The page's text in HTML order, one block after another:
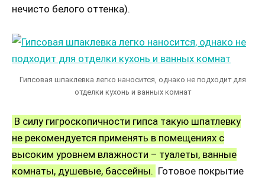
нечисто белого оттенка).
Гипсовая шпаклевка легко наносится, однако не подходит для
отделки кухонь и ванных комнат
В силу гигроскопичности гипса такую шпатлевку
не рекомендуется применять в помещениях с
высоким уровнем влажности – туалеты, ванные
комнаты, душевые, бассейны. Готовое покрытие